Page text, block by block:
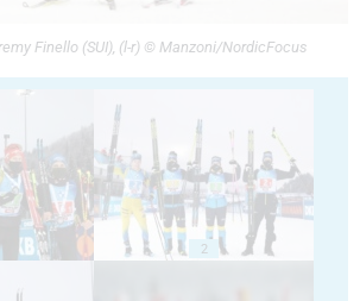
Finello (SUI), (l-r) © Manzoni/NordicFocus
2